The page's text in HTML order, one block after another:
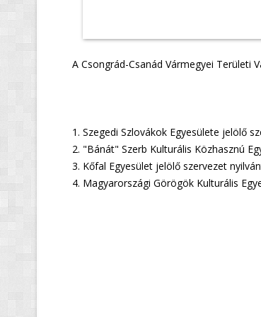
A Csongrád-Csanád Vármegyei Területi
1. Szegedi Szlovákok Egyesülete jelölő
2. "Bánát" Szerb Kulturális Közhasznú
3. Kőfal Egyesület jelölő szervezet
4. Magyarországi Görögök Kulturális